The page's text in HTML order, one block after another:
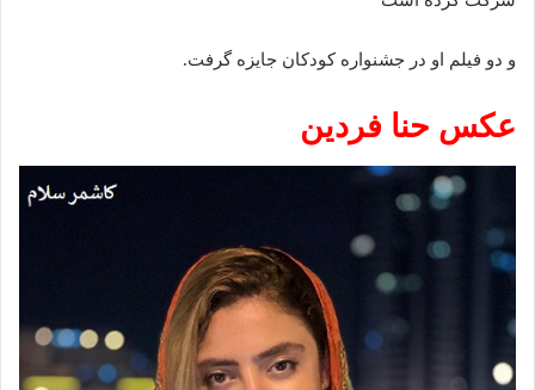
و دو فیلم او در جشنواره کودکان جایزه گرفت.
عکس حنا فردین